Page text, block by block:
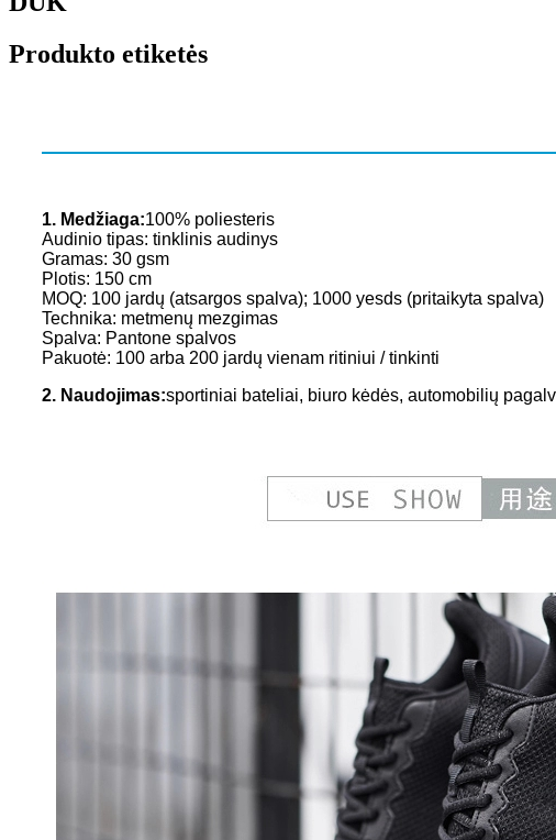
Produkto etiketės
1. Medžiaga:100% poliesteris
Audinio tipas: tinklinis audinys
Gramas: 30 gsm
Plotis: 150 cm
MOQ: 100 jardų (atsargos spalva); 1000 yesds (pritaikyta spalva)
Technika: metmenų mezgimas
Spalva: Pantone spalvos
Pakuotė: 100 arba 200 jardų vienam ritiniui / tinkinti
2. Naudojimas:sportiniai bateliai, biuro kėdės, automobilių